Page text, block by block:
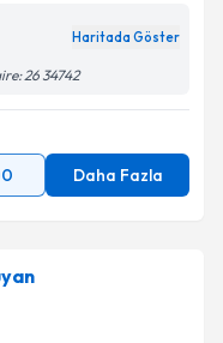
ilişkin
belirtilen
ediyorum.
Haritada Göster
26 34742
Daha Fazla